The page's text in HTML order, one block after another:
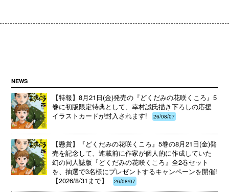
NEWS
【特報】8月21日(金)発売の『どくだみの花咲くころ』5
巻に初版限定特典として、幸村誠氏描き下ろしの応援
イラストカードが封入されます!
26/08/07
【懸賞】『どくだみの花咲くころ』5巻の8月21日(金)発
売を記念して、連載前に作家が個人的に作成していた
幻の同人誌版『どくだみの花咲くころ』全2巻セット
を、抽選で3名様にプレゼントするキャンペーンを開催!
【2026/8/31まで】
26/08/07